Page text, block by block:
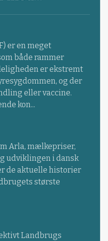
er en meget
både rammer
er ekstremt
og der
eller vaccine.
kon...
Arla, mælkepriser,
udviklingen i dansk
de aktuelle historier
største
Landbrugs